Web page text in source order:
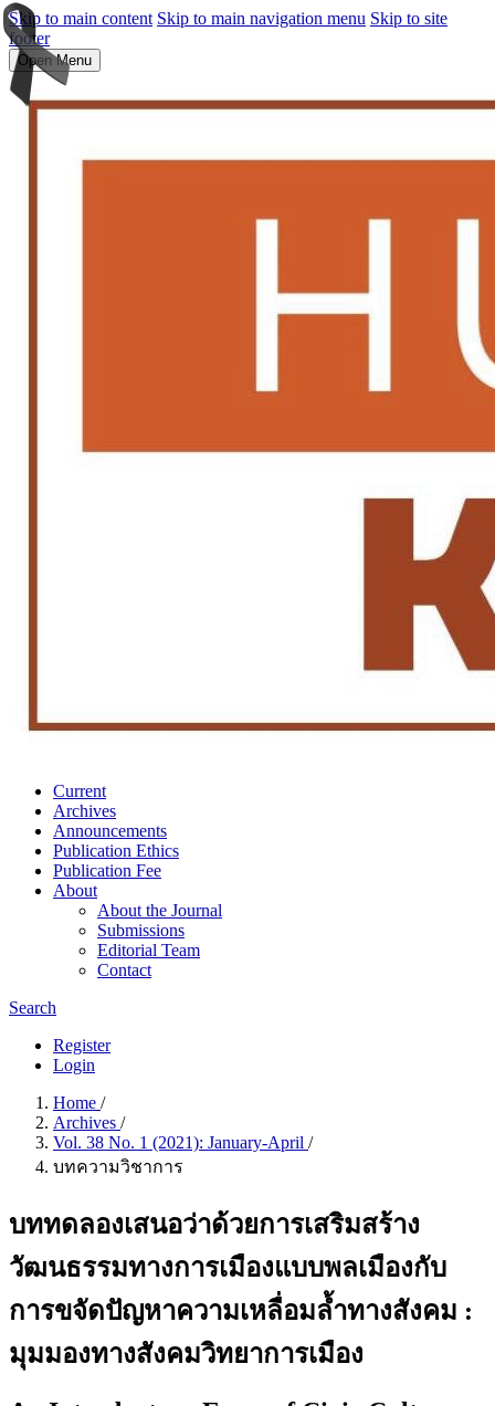
Skip to main content Skip to main navigation menu Skip to site
footer
Open Menu
Current
Archives
Announcements
Publication Ethics
Publication Fee
About
About the Journal
Submissions
Editorial Team
Contact
Search
Register
Login
Home /
Archives /
Vol. 38 No. 1 (2021): January-April /
บทความวิชาการ
บททดลองเสนอว่าด้วยการเสริมสร้าง
วัฒนธรรมทางการเมืองแบบพลเมืองกับ
การขจัดปัญหาความเหลื่อมล้ำทางสังคม :
มุมมองทางสังคมวิทยาการเมือง